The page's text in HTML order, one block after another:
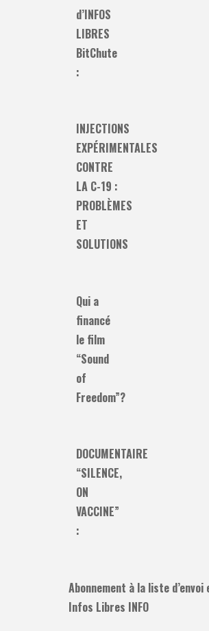
d’INFOS
LIBRES
BitChute
:
INJECTIONS
EXPÉRIMENTALES
CONTRE
LA C-19 :
PROBLÈMES
ET
SOLUTIONS
Qui a
financé
le film
“Sound
of
Freedom”?
DOCUMENTAIRE
“SILENCE,
ON
VACCINE”
:
Abonnement à la liste
Infos Libres INFO